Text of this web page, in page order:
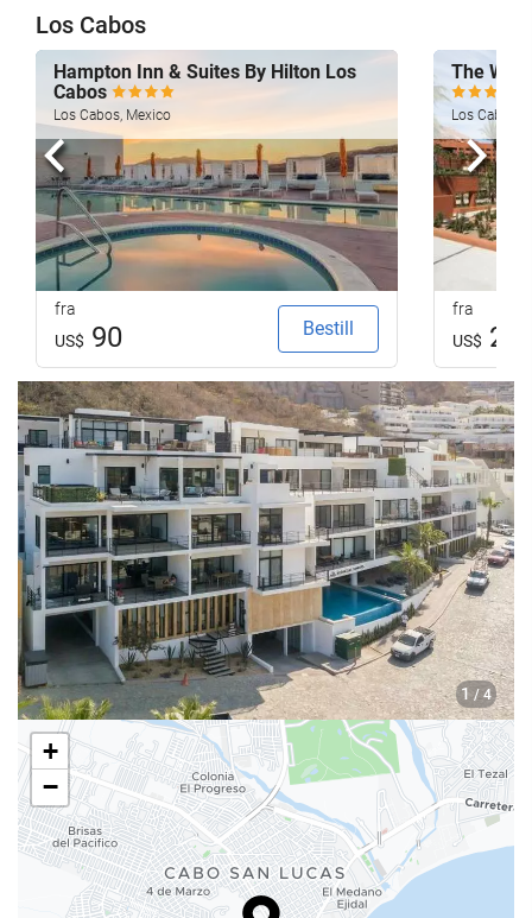
Los Cabos
Hampton Inn & Suites By Hilton Los
Cabos
Los Cabos, Mexico
fra
US$ 90 Bestill
The
Los Cabos,
fra
US$
1 / 4
Forrige
+
−